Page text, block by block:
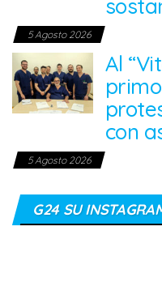
5 Agosto 2026
Al
con
5 Agosto 2026
G24 SU